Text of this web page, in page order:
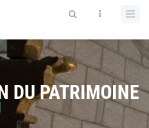
DU PATRIMOINE